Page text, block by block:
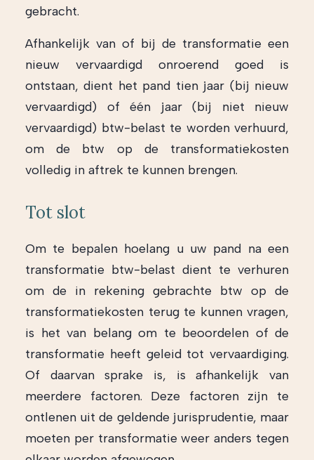
gebracht.
Afhankelijk van of bij de transformatie een
nieuw vervaardigd onroerend goed is
ontstaan, dient het pand tien jaar (bij nieuw
vervaardigd) of één jaar (bij niet nieuw
vervaardigd) btw-belast te worden verhuurd,
om de btw op de transformatiekosten
volledig in aftrek te kunnen brengen.
Tot slot
Om te bepalen hoelang u uw pand na een
transformatie btw-belast dient te verhuren
om de in rekening gebrachte btw op de
transformatiekosten terug te kunnen vragen,
is het van belang om te beoordelen of de
transformatie heeft geleid tot vervaardiging.
Of daarvan sprake is, is afhankelijk van
meerdere factoren. Deze factoren zijn te
ontlenen uit de geldende jurisprudentie, maar
moeten per transformatie weer anders tegen